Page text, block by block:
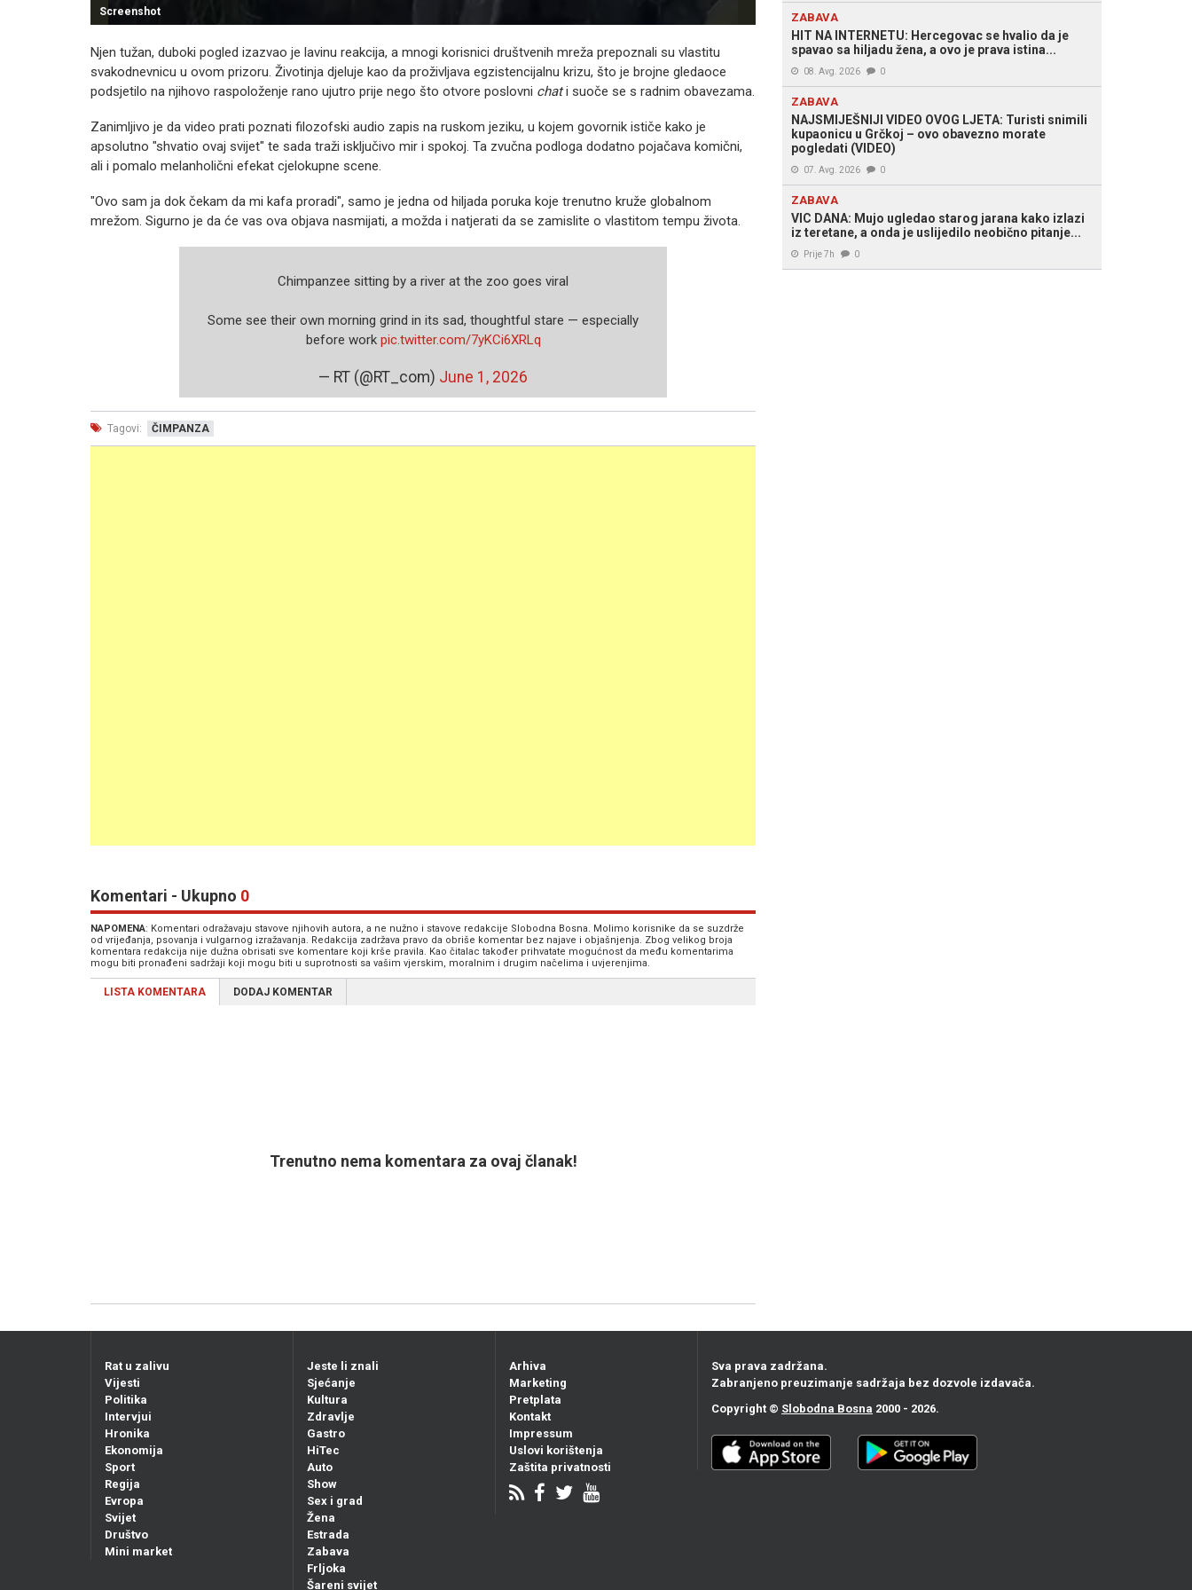
Screenshot
Njen tužan, duboki pogled izazvao je lavinu reakcija, a mnogi korisnici društvenih mreža prepoznali su vlastitu
svakodnevnicu u ovom prizoru. Životinja djeluje kao da proživljava egzistencijalnu krizu, što je brojne gledaoce
podsjetilo na njihovo raspoloženje rano ujutro prije nego što otvore poslovni chati suoče se s radnim obavezama.
Zanimljivo je da video prati poznati filozofski audio zapis na ruskom jeziku, u kojem govornik ističe kako je
apsolutno "shvatio ovaj svijet" te sada traži isključivo mir i spokoj. Ta zvučna podloga dodatno pojačava komični,
ali i pomalo melanholični efekat cjelokupne scene.
"Ovo sam ja dok čekam da mi kafa proradi", samo je jedna od hiljada poruka koje trenutno kruže globalnom
mrežom. Sigurno je da će vas ova objava nasmijati, a možda i natjerati da se zamislite o vlastitom tempu života.
Chimpanzee sitting by a river at the zoo goes viral
Some see their own morning grind in its sad, thoughtful stare — especially
before work pic.twitter.com/7yKCi6XRLq
— RT (@RT_com) June 1, 2026
Tagovi: ČIMPANZA
Komentari - Ukupno 0
NAPOMENA: Komentari odražavaju stavove njihovih autora, a ne nužno i stavove redakcije Slobodna Bosna. Molimo korisnike da se suzdrže
od vrijeđanja, psovanja i vulgarnog izražavanja. Redakcija zadržava pravo da obriše komentar bez najave i objašnjenja. Zbog velikog broja
komentara redakcija nije dužna obrisati sve komentare koji krše pravila. Kao čitalac također prihvatate mogućnost da među komentarima
mogu biti pronađeni sadržaji koji mogu biti u suprotnosti sa vašim vjerskim, moralnim i drugim načelima i uvjerenjima.
LISTA KOMENTARA DODAJ KOMENTAR
Trenutno nema komentara za ovaj članak!
ZABAVA
HIT NA INTERNETU: Hercegovac se hvalio da je
spavao sa hiljadu žena, a ovo je prava istina...
08. Avg. 2026 0
ZABAVA
NAJSMIJEŠNIJI VIDEO OVOG LJETA: Turisti snimili
kupaonicu u Grčkoj – ovo obavezno morate
pogledati (VIDEO)
07. Avg. 2026 0
ZABAVA
VIC DANA: Mujo ugledao starog jarana kako izlazi
iz teretane, a onda je uslijedilo neobično pitanje...
Prije 7h 0
Rat u zalivu
Vijesti
Politika
Intervjui
Hronika
Ekonomija
Sport
Regija
Evropa
Svijet
Društvo
Mini market
Jeste li znali
Sjećanje
Kultura
Zdravlje
Gastro
HiTec
Auto
Show
Sex i grad
Žena
Estrada
Zabava
Frljoka
Šareni svijet
Arhiva
Marketing
Pretplata
Kontakt
Impressum
Uslovi korištenja
Zaštita privatnosti
Sva prava zadržana.
Zabranjeno preuzimanje sadržaja bez dozvole izdavača.
Copyright © Slobodna Bosna 2000 - 2026.